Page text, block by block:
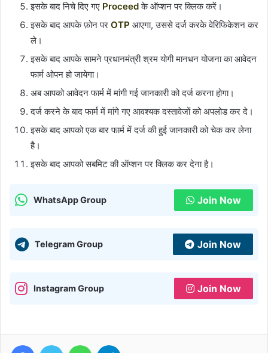
इसके बाद निचे दिए गए Proceedके ऑप्शन पर क्लिक करें।
इसके बाद आपके फ़ोन पर OTP आएगा, उससे दर्ज करके वेरिफिकेशन कर
ले।
इसके बाद आपके सामने प्रधानमंत्री श्रम योगी मानधन योजना का आवेदन
फार्म ओपन हो जायेगा।
अब आपको आवेदन फार्म में मांगी गई जानकारी को दर्ज करना होगा।
दर्ज करने के बाद फार्म में मांगे गए आवश्यक दस्तावेजों को अपलोड कर दे।
इसके बाद आपको एक बार फार्म में दर्ज की हुई जानकारी को चेक कर लेना
है।
इसके बाद आपको सबमिट की ऑप्शन पर क्लिक कर देना है।
WhatsApp Group Join Now
Telegram Group Join Now
Instagram Group Join Now
FacebookTwitter WhatsApp